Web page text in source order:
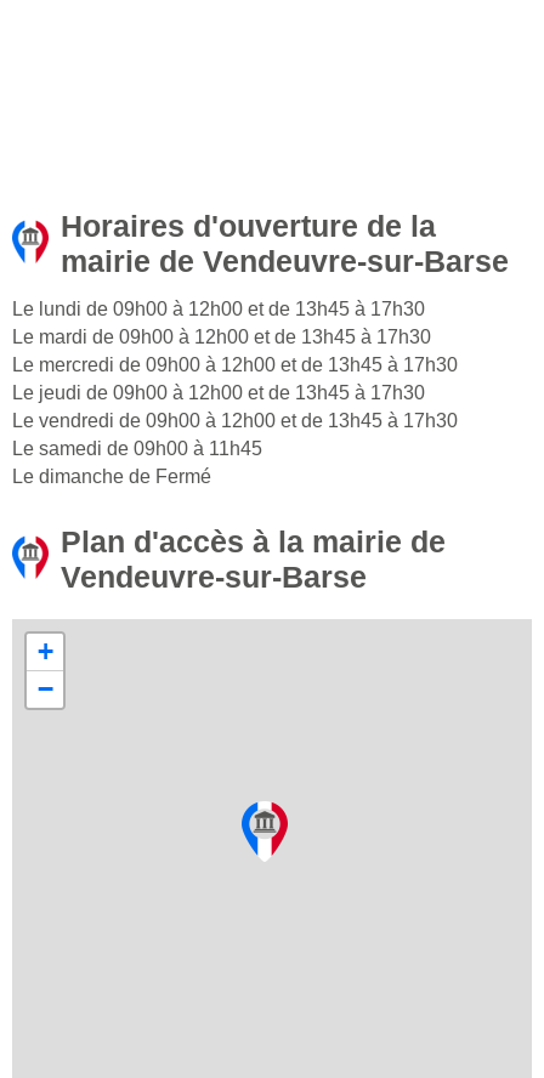
Horaires d'ouverture de la
mairie de Vendeuvre-sur-Barse
Le lundi de 09h00 à 12h00 et de 13h45 à 17h30
Le mardi de 09h00 à 12h00 et de 13h45 à 17h30
Le mercredi de 09h00 à 12h00 et de 13h45 à 17h30
Le jeudi de 09h00 à 12h00 et de 13h45 à 17h30
Le vendredi de 09h00 à 12h00 et de 13h45 à 17h30
Le samedi de 09h00 à 11h45
Le dimanche de Fermé
Plan d'accès à la mairie de
Vendeuvre-sur-Barse
+
−